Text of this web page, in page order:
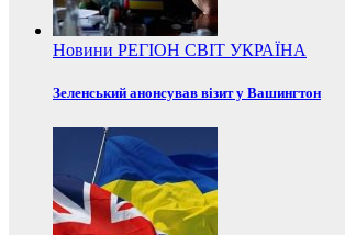
Новини РЕГІОН СВІТ УКРАЇНА
Зеленський анонсував візит у Вашингтон